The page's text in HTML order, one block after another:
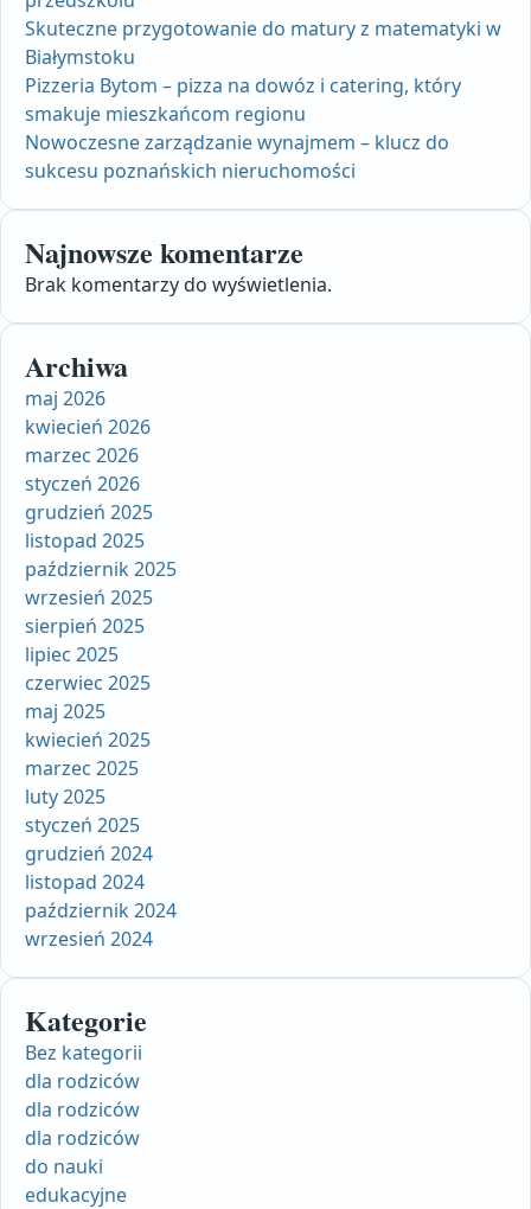
Skuteczne przygotowanie do matury z matematyki w
Białymstoku
Pizzeria Bytom – pizza na dowóz i catering, który
smakuje mieszkańcom regionu
Nowoczesne zarządzanie wynajmem – klucz do
sukcesu poznańskich nieruchomości
Najnowsze komentarze
Brak komentarzy do wyświetlenia.
Archiwa
maj 2026
kwiecień 2026
marzec 2026
styczeń 2026
grudzień 2025
listopad 2025
październik 2025
wrzesień 2025
sierpień 2025
lipiec 2025
czerwiec 2025
maj 2025
kwiecień 2025
marzec 2025
luty 2025
styczeń 2025
grudzień 2024
listopad 2024
październik 2024
wrzesień 2024
Kategorie
Bez kategorii
dla rodziców
dla rodziców
dla rodziców
do nauki
edukacyjne